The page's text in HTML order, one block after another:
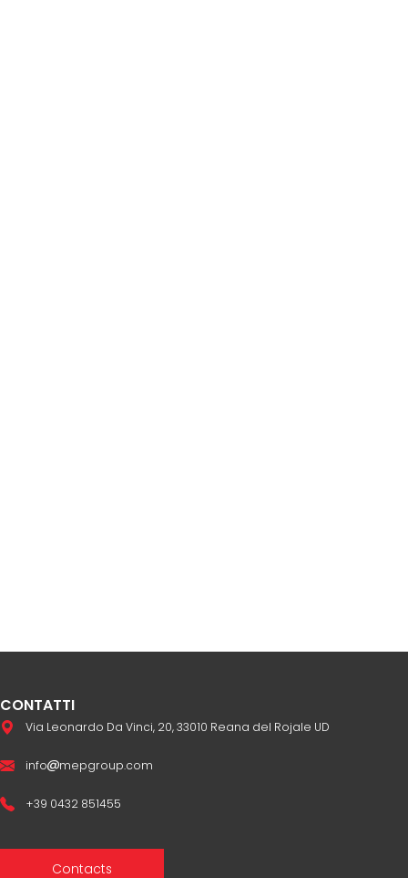
CONTATTI
Via Leonardo Da Vinci, 20, 33010 Reana del Rojale UD
info mepgroup.com
+39 0432 851455
Contacts